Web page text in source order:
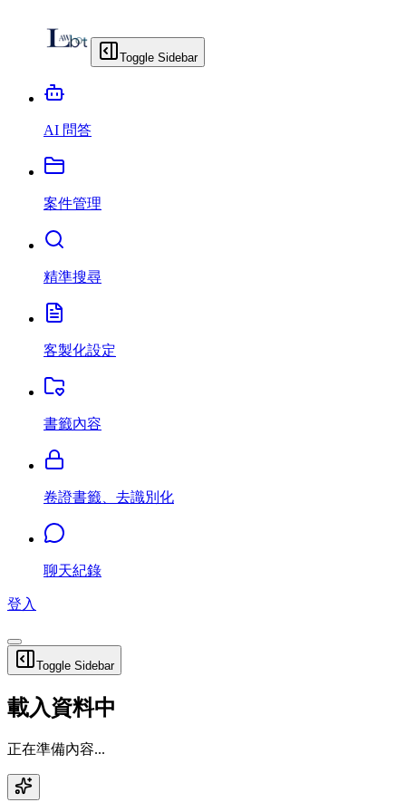
Toggle Sidebar
AI 問答
案件管理
精準搜尋
客製化設定
書籤內容
卷證書籤、去識別化
聊天紀錄
登入
Toggle Sidebar
載入資料中
正在準備內容...